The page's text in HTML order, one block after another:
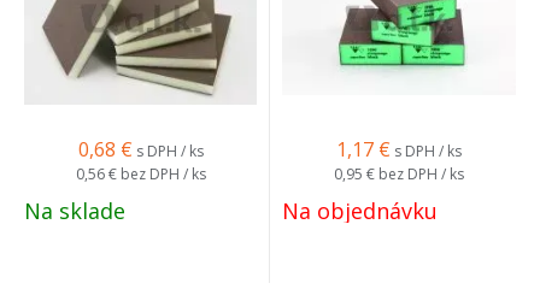
0,68 € s DPH / ks
0,56 € bez DPH / ks
Na sklade
1,17 € s DPH / ks
0,95 € bez DPH / ks
Na objednávku